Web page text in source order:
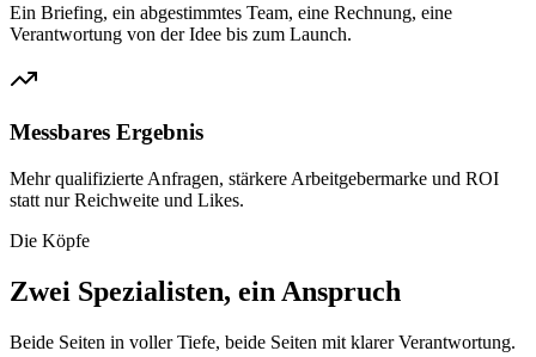
Ein Briefing, ein abgestimmtes Team, eine Rechnung, eine
Verantwortung von der Idee bis zum Launch.
Messbares Ergebnis
Mehr qualifizierte Anfragen, stärkere Arbeitgebermarke und ROI
statt nur Reichweite und Likes.
Die Köpfe
Zwei Spezialisten, ein Anspruch
Beide Seiten in voller Tiefe, beide Seiten mit klarer Verantwortung.